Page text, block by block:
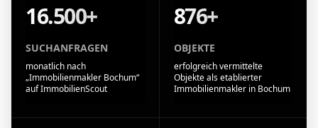
16.500+
SUCHANFRAGEN
monatlich nach
„Immobilienmakler Bochum“
auf ImmobilienScout
876+
OBJEKTE
erfolgreich vermittelte
Objekte als etablierter
Immobilienmakler in Bochum